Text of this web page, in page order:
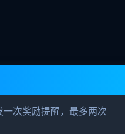
次奖励提醒，最多两次